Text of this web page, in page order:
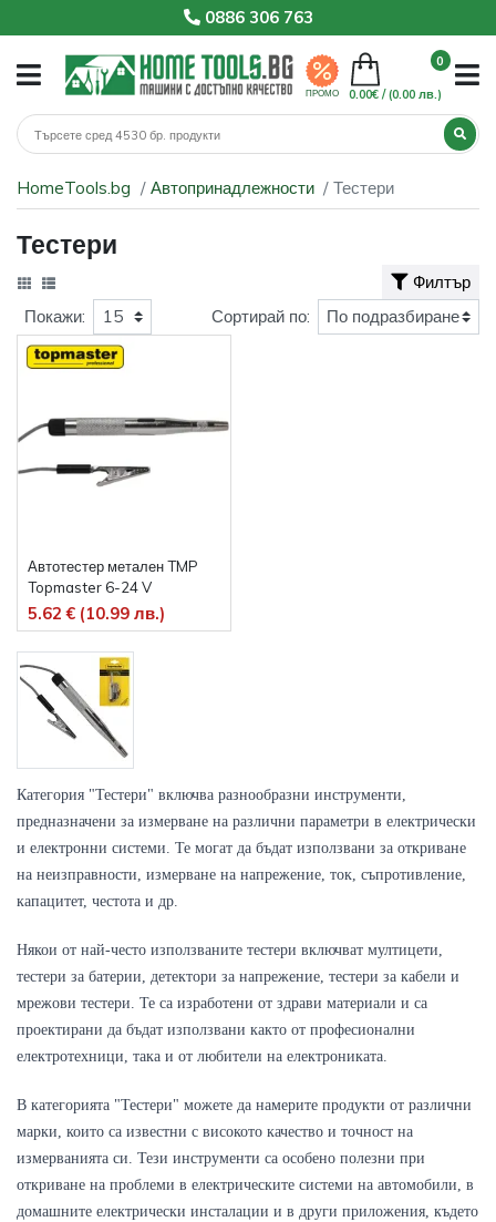
0886 306 763
ПРОМО
0
0.00€ /(0.00 лв.)
HomeTools.bg Автопринадлежности Тестери
Тестери
Филтър
Автотестер метален TMP
Topmaster 6-24 V
5.62 € (10.99 лв.)
Покажи: Сортирай по:
Категория "Тестери" включва разнообразни инструменти,
предназначени за измерване на различни параметри в електрически
и електронни системи. Те могат да бъдат използвани за откриване
на неизправности, измерване на напрежение, ток, съпротивление,
капацитет, честота и др.
Някои от най-често използваните тестери включват мултицети,
тестери за батерии, детектори за напрежение, тестери за кабели и
мрежови тестери. Те са изработени от здрави материали и са
проектирани да бъдат използвани както от професионални
електротехници, така и от любители на електрониката.
В категорията "Тестери" можете да намерите продукти от различни
марки, които са известни с високото качество и точност на
измерванията си. Тези инструменти са особено полезни при
откриване на проблеми в електрическите системи на автомобили, в
домашните електрически инсталации и в други приложения, където